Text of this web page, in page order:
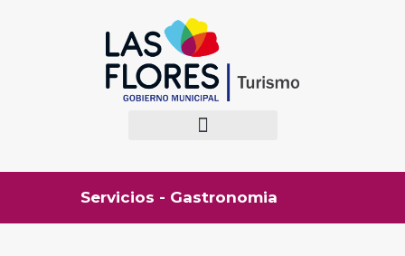
Servicios - Gastronomia